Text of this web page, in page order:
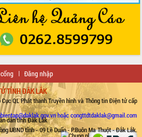
Đăng nhập
TỈNH ĐẮK LẮK
QL Phát thanh Truyền hình và Thông tin Điện tử cấp
dân tỉnh Đắk Lắk
UBND tỉnh - 09 Lê Duẩn - P.Buôn Ma Thuột - Đắk Lắk.
hoặc congttdtdaklak@gmail.com